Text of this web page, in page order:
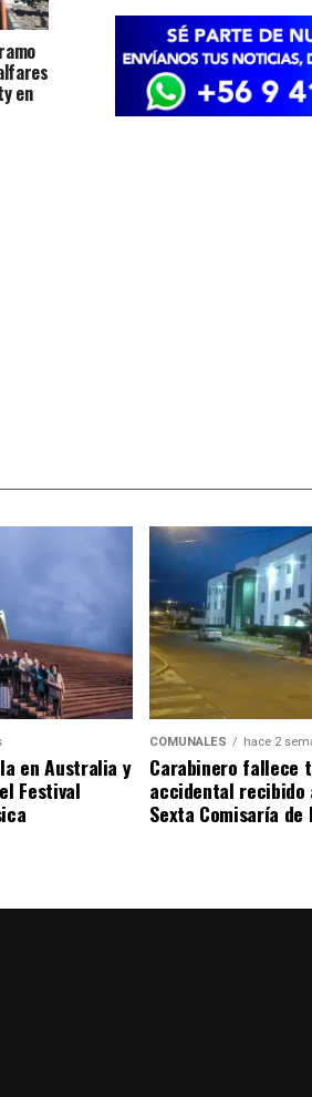
en
en Australia y
Festival
COMUNALES hace 2
Carabinero fallece
accidental
Sexta Comisaría de